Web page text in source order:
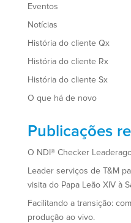
Eventos
Notícias
História do cliente Qx
História do cliente Rx
História do cliente Sx
O que há de novo
Publicações
O NDI® Checker
Leader serviços de T&M
visita do Papa Leão XIV à
Facilitando a transição:
produção ao vivo.